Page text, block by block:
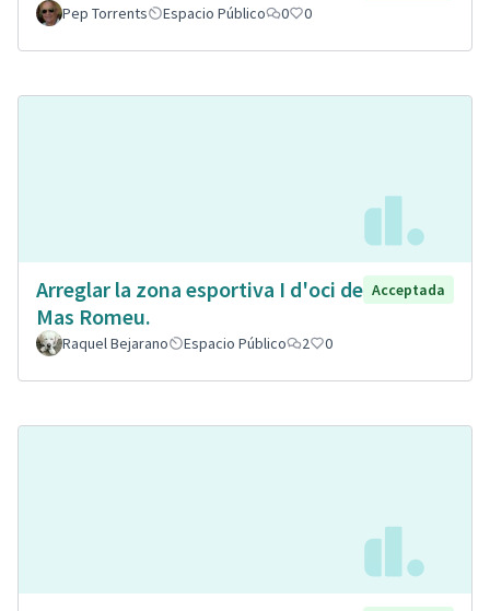
Pep Torrents
Espacio Público 0 0
Arreglar la zona esportiva I d'oci de
Mas Romeu.
Acceptada
Raquel Bejarano Espacio Público 2 0